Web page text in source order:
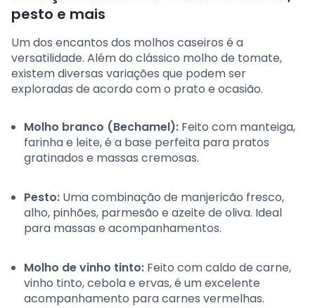
pesto e mais
Um dos encantos dos molhos caseiros é a
versatilidade. Além do clássico molho de tomate,
existem diversas variações que podem ser
exploradas de acordo com o prato e ocasião.
Molho branco (Bechamel): Feito com manteiga,
farinha e leite, é a base perfeita para pratos
gratinados e massas cremosas.
Pesto: Uma combinação de manjericão fresco,
alho, pinhões, parmesão e azeite de oliva. Ideal
para massas e acompanhamentos.
Molho de vinho tinto: Feito com caldo de carne,
vinho tinto, cebola e ervas, é um excelente
acompanhamento para carnes vermelhas.